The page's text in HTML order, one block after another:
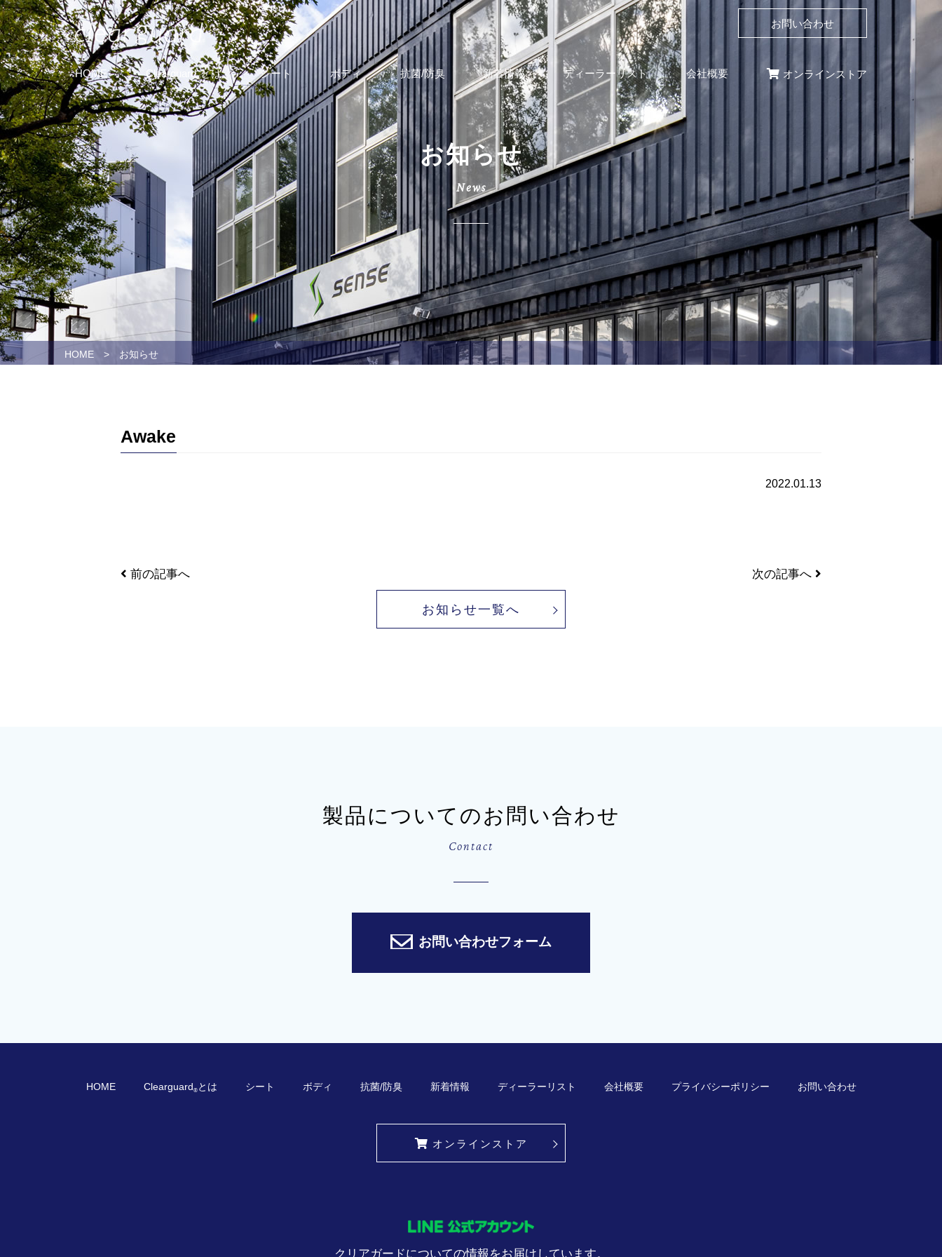
HOME Clearguard®とは シート ボディ 抗菌/防臭 新着情報 ディーラーリスト 会社概要 オンラインストア
お問い合わせ
お知らせ
News
HOME > お知らせ
Awake
2022.01.13
前の記事へ 次の記事へ
お知らせ一覧へ
製品についてのお問い合わせ
Contact
お問い合わせフォーム
HOME Clearguard®とは シート ボディ 抗菌/防臭 新着情報 ディーラーリスト 会社概要 プライバシーポリシー お問い合わせ
オンラインストア
クリアガードについての情報をお届けしています。